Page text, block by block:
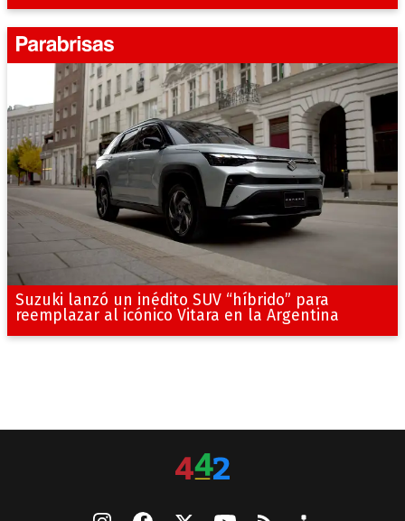
Suzuki lanzó un inédito SUV “híbrido” para
reemplazar al icónico Vitara en la Argentina